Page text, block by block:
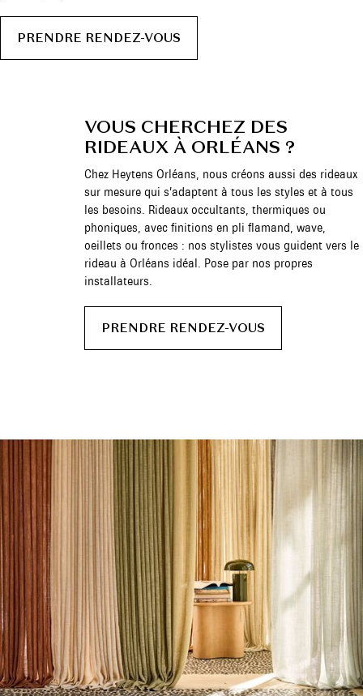
PRENDRE RENDEZ-VOUS
VOUS CHERCHEZ DES
RIDEAUX À ORLÉANS ?
Chez Heytens Orléans, nous créons aussi des rideaux
sur mesure qui s’adaptent à tous les styles et à tous
les besoins. Rideaux occultants, thermiques ou
phoniques, avec finitions en pli flamand, wave,
oeillets ou fronces : nos stylistes vous guident vers le
rideau à Orléans idéal. Pose par nos propres
installateurs.
PRENDRE RENDEZ-VOUS